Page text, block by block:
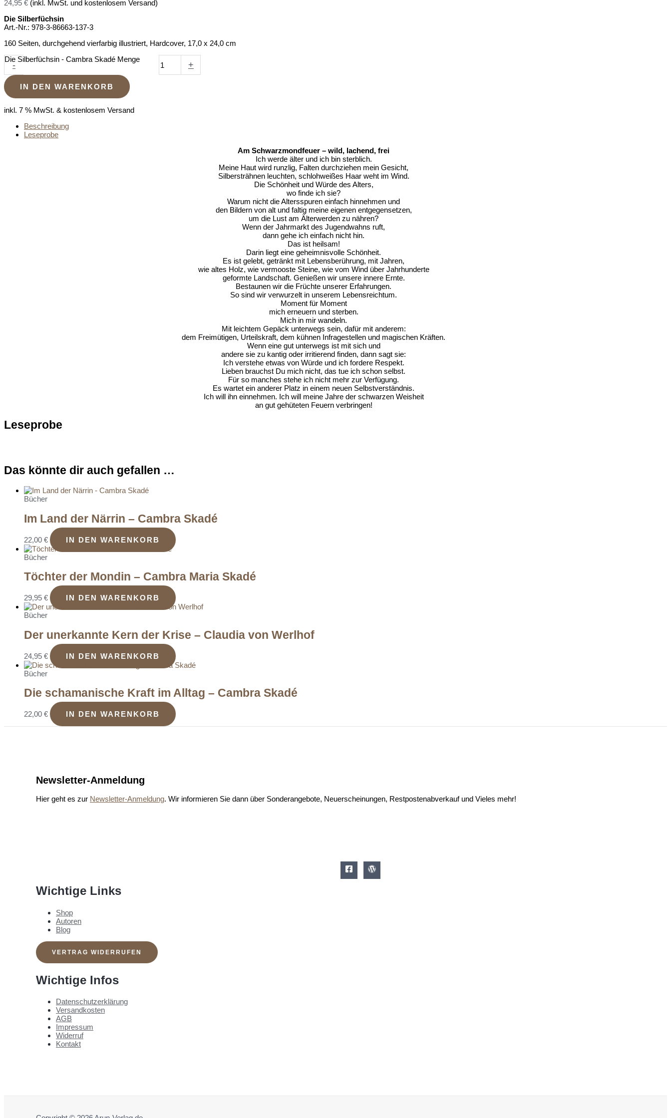
24,95 € (inkl. MwSt. und kostenlosem Versand)
Die Silberfüchsin
Art.-Nr.: 978-3-86663-137-3
160 Seiten, durchgehend vierfarbig illustriert, Hardcover, 17,0 x 24,0 cm
-
Die Silberfüchsin - Cambra Skadé Menge
+
IN DEN WARENKORB
inkl. 7 % MwSt. & kostenlosem Versand
Beschreibung
Leseprobe
Am Schwarzmondfeuer – wild, lachend, frei
Ich werde älter und ich bin sterblich.
Meine Haut wird runzlig, Falten durchziehen mein Gesicht,
Silbersträhnen leuchten, schlohweißes Haar weht im Wind.
Die Schönheit und Würde des Alters,
wo finde ich sie?
Warum nicht die Altersspuren einfach hinnehmen und
den Bildern von alt und faltig meine eigenen entgegensetzen,
um die Lust am Älterwerden zu nähren?
Wenn der Jahrmarkt des Jugendwahns ruft,
dann gehe ich einfach nicht hin.
Das ist heilsam!
Darin liegt eine geheimnisvolle Schönheit.
Es ist gelebt, getränkt mit Lebensberührung, mit Jahren,
wie altes Holz, wie vermooste Steine, wie vom Wind über Jahrhunderte
geformte Landschaft. Genießen wir unsere innere Ernte.
Bestaunen wir die Früchte unserer Erfahrungen.
So sind wir verwurzelt in unserem Lebensreichtum.
Moment für Moment
mich erneuern und sterben.
Mich in mir wandeln.
Mit leichtem Gepäck unterwegs sein, dafür mit anderem:
dem Freimütigen, Urteilskraft, dem kühnen Infragestellen und magischen Kräften.
Wenn eine gut unterwegs ist mit sich und
andere sie zu kantig oder irritierend finden, dann sagt sie:
Ich verstehe etwas von Würde und ich fordere Respekt.
Lieben brauchst Du mich nicht, das tue ich schon selbst.
Für so manches stehe ich nicht mehr zur Verfügung.
Es wartet ein anderer Platz in einem neuen Selbstverständnis.
Ich will ihn einnehmen. Ich will meine Jahre der schwarzen Weisheit
an gut gehüteten Feuern verbringen!
Leseprobe
Das könnte dir auch gefallen …
Bücher
Im Land der Närrin – Cambra Skadé
22,00 € IN DEN WARENKORB
Bücher
Töchter der Mondin – Cambra Maria Skadé
29,95 € IN DEN WARENKORB
Bücher
Der unerkannte Kern der Krise – Claudia von Werlhof
24,95 € IN DEN WARENKORB
Bücher
Die schamanische Kraft im Alltag – Cambra Skadé
22,00 € IN DEN WARENKORB
Newsletter-Anmeldung
Hier geht es zur Newsletter-Anmeldung. Wir informieren Sie dann über Sonderangebote, Neuerscheinungen, Restpostenabverkauf und Vieles mehr!
Wichtige Links
Shop
Autoren
Blog
VERTRAG WIDERRUFEN
Wichtige Infos
Datenschutzerklärung
Versandkosten
AGB
Impressum
Widerruf
Kontakt